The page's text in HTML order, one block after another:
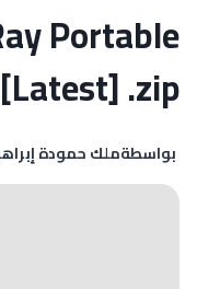
Portable
.zip
بواسطةملك حمودة